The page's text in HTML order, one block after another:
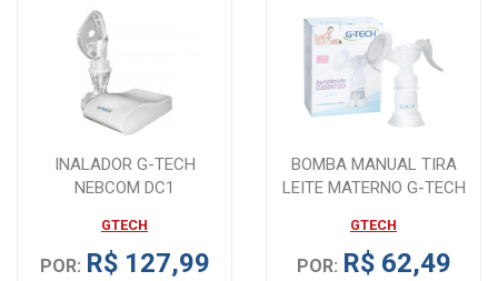
INALADOR G-TECH
NEBCOM DC1
GTECH
POR: R$ 127,99
BOMBA MANUAL TIRA
LEITE MATERNO G-TECH
GTECH
POR: R$ 62,49